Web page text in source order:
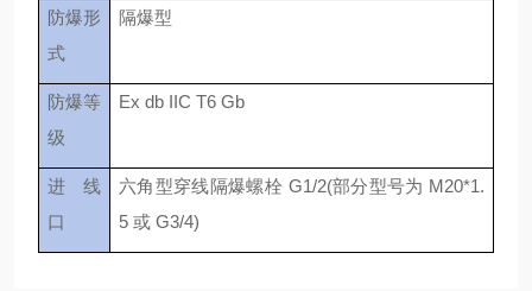
防爆形
式
隔爆型
防爆等
级
Ex db IIC T6 Gb
进 线
口
六角型穿线隔爆螺栓 G1/2(部分型号为 M20*1.
5 或 G3/4)